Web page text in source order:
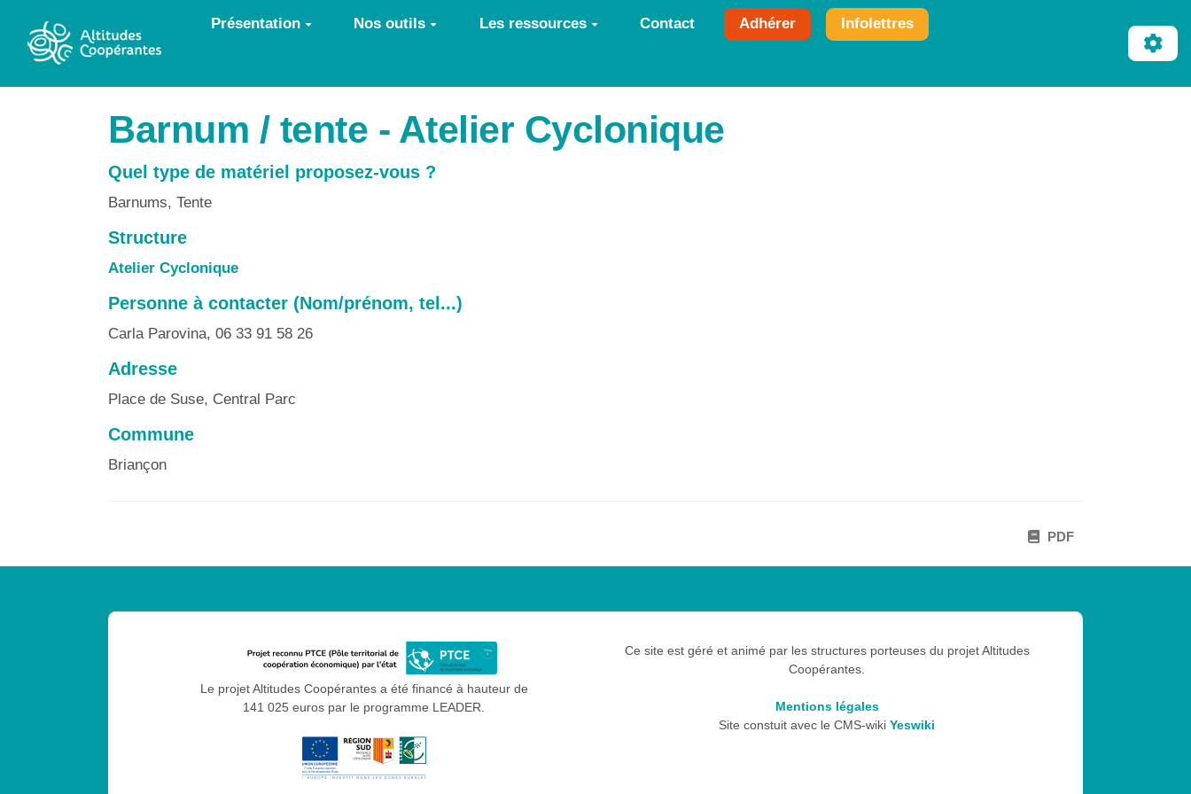
Aller au contenu principal Présentation Nos outils Les ressources Contact Adhérer Infolettres
Barnum / tente - Atelier Cyclonique
Quel type de matériel proposez-vous ?
Barnums, Tente
Structure
Atelier Cyclonique
Personne à contacter (Nom/prénom, tel...)
Carla Parovina, 06 33 91 58 26
Adresse
Place de Suse, Central Parc
Commune
Briançon
PDF
Le projet Altitudes Coopérantes a été financé à hauteur de
141 025 euros par le programme LEADER.
Ce site est géré et animé par les structures porteuses du projet Altitudes
Coopérantes.
Mentions légales
Site constuit avec le CMS-wikiYeswiki